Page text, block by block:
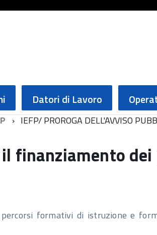
Datori di Lavoro
IEFP/ PROROGA DELL'AVVISO
finanziamento
formativi di istruzione e